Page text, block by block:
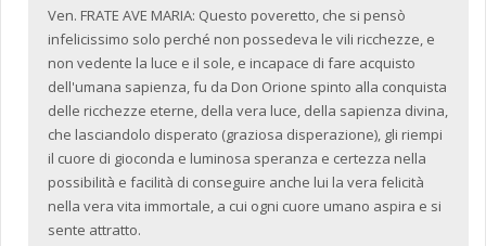
Ven. FRATE AVE MARIA: Questo poveretto, che si pensò
infelicissimo solo perché non possedeva le vili ricchezze, e
non vedente la luce e il sole, e incapace di fare acquisto
dell'umana sapienza, fu da Don Orione spinto alla conquista
delle ricchezze eterne, della vera luce, della sapienza divina,
che lasciandolo disperato (graziosa disperazione), gli riempi
il cuore di gioconda e luminosa speranza e certezza nella
possibilità e facilità di conseguire anche lui la vera felicità
nella vera vita immortale, a cui ogni cuore umano aspira e si
sente attratto.